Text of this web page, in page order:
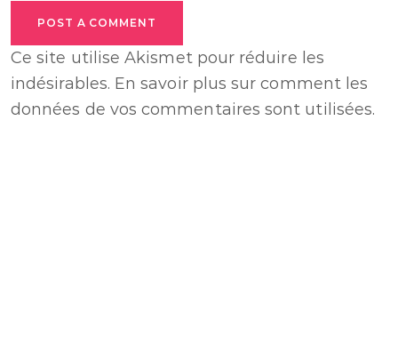
POST A COMMENT
Ce site utilise Akismet pour réduire les
indésirables. En savoir plus sur comment les
données de vos commentaires sont utilisées.